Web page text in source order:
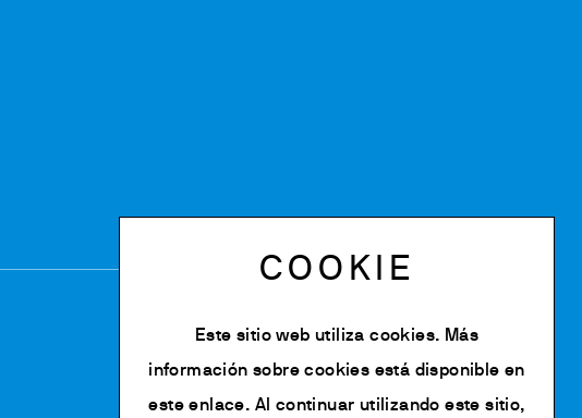
COOKIE
Este sitio web utiliza cookies. Más
información sobre cookies está disponible en
este enlace. Al continuar utilizando este sitio,